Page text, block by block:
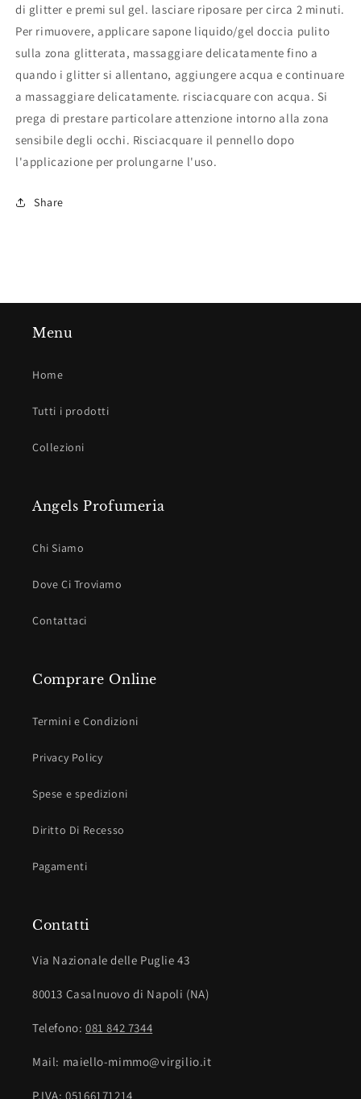
di glitter e premi sul gel. lasciare riposare per circa 2 minuti.
Per rimuovere, applicare sapone liquido/gel doccia pulito
sulla zona glitterata, massaggiare delicatamente fino a
quando i glitter si allentano, aggiungere acqua e continuare
a massaggiare delicatamente. risciacquare con acqua. Si
prega di prestare particolare attenzione intorno alla zona
sensibile degli occhi. Risciacquare il pennello dopo
l'applicazione per prolungarne l'uso.
Share
Menu
Home
Tutti i prodotti
Collezioni
Angels Profumeria
Chi Siamo
Dove Ci Troviamo
Contattaci
Comprare Online
Termini e Condizioni
Privacy Policy
Spese e spedizioni
Diritto Di Recesso
Pagamenti
Contatti
Via Nazionale delle Puglie 43
80013 Casalnuovo di Napoli (NA)
Telefono: 081 842 7344
Mail: maiello-mimmo@virgilio.it
P.IVA:05166171214